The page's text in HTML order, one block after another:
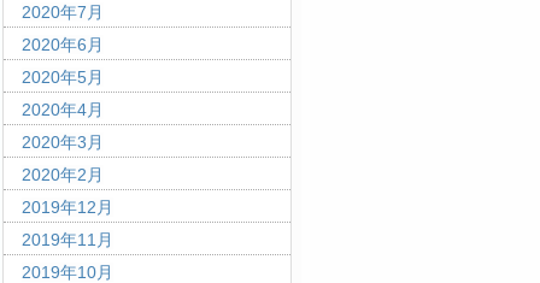
2020年7月
2020年6月
2020年5月
2020年4月
2020年3月
2020年2月
2019年12月
2019年11月
2019年10月